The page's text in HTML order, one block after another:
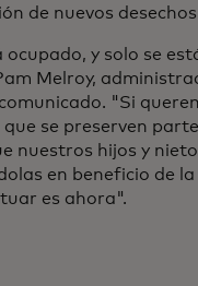
de nuevos
ocupado, y solo se
Melroy,
"Si
se preserven
nuestros hijos y
en beneficio de la
es ahora".